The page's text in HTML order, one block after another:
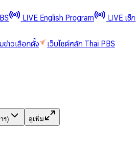
LIVE English Program
LIVE เช็ก
ข่าวเลือกตั้ง
เว็บไซต์หลัก Thai PBS
ร) ดูเพิ่ม